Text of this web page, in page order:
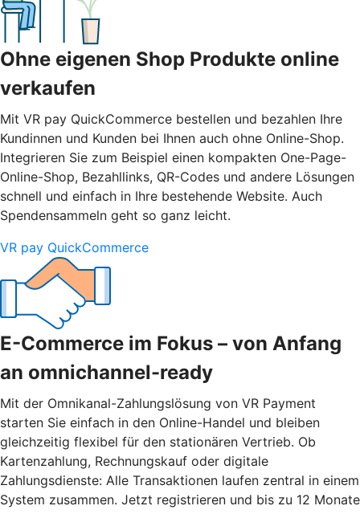
Ohne eigenen Shop Produkte online
verkaufen
Mit VR pay QuickCommerce bestellen und bezahlen Ihre
Kundinnen und Kunden bei Ihnen auch ohne Online-Shop.
Integrieren Sie zum Beispiel einen kompakten One-Page-
Online-Shop, Bezahllinks, QR-Codes und andere Lösungen
schnell und einfach in Ihre bestehende Website. Auch
Spendensammeln geht so ganz leicht.
VR pay QuickCommerce
E-Commerce im Fokus – von Anfang
an omnichannel-ready
Mit der Omnikanal-Zahlungslösung von VR Payment
starten Sie einfach in den Online-Handel und bleiben
gleichzeitig flexibel für den stationären Vertrieb. Ob
Kartenzahlung, Rechnungskauf oder digitale
Zahlungsdienste: Alle Transaktionen laufen zentral in einem
System zusammen. Jetzt registrieren und bis zu 12 Monate